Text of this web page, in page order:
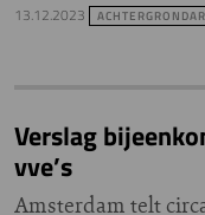
13.12.2023
Verslag
vve’s
Amsterdam telt